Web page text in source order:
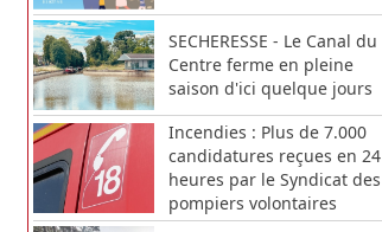
SECHERESSE - Le Canal du
Centre ferme en pleine
saison d'ici quelque jours
Incendies : Plus de 7.000
candidatures reçues en 24
heures par le Syndicat des
pompiers volontaires